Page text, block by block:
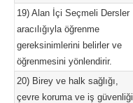
19) Alan İçi Seçmeli Dersler
aracılığıyla öğrenme
gereksinimlerini belirler ve
öğrenmesini yönlendirir.
20) Birey ve halk sağlığı,
çevre koruma ve iş güvenliği